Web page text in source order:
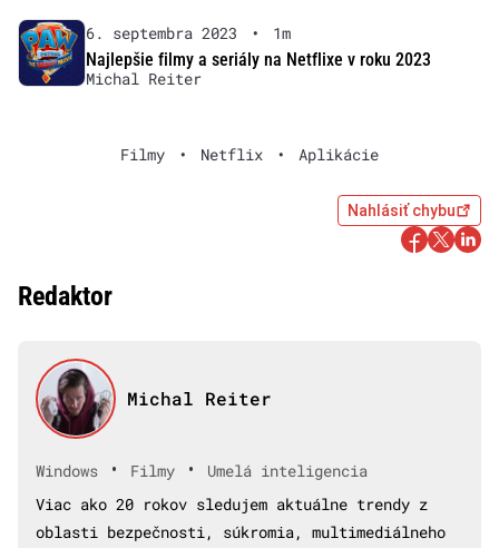
6. septembra 2023 •
1m
Najlepšie filmy a seriály na Netflixe v roku 2023
Michal Reiter
Filmy • Netflix • Aplikácie
Nahlásiť chybu
Redaktor
Michal Reiter
Windows • Filmy •
Umelá inteligencia
Viac ako 20 rokov sledujem aktuálne trendy z
oblasti bezpečnosti, súkromia, multimediálneho